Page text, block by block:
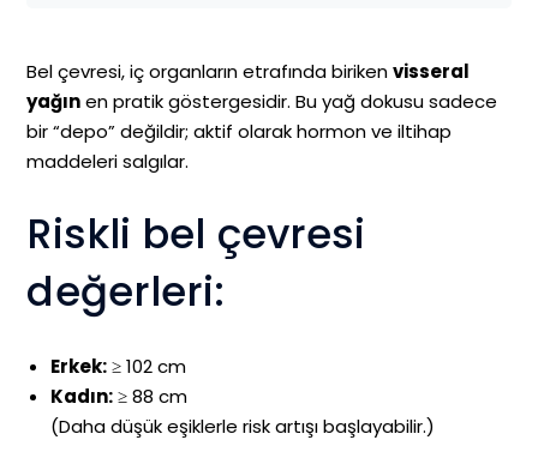
Bel çevresi, iç organların etrafında birikenvisseral
yağınen pratik göstergesidir. Bu yağ dokusu sadece
bir “depo” değildir; aktif olarak hormon ve iltihap
maddeleri salgılar.
Riskli bel çevresi
değerleri:
Erkek:≥ 102 cm
Kadın:≥ 88 cm
(Daha düşük eşiklerle risk artışı başlayabilir.)